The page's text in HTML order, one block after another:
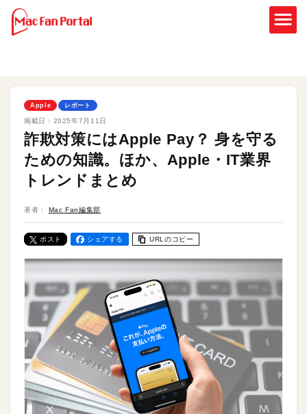
Apple レポート
掲載日： 2025年7月11日
詐欺対策にはApple Pay？ 身を守る
ための知識。ほか、Apple・IT業界
トレンドまとめ
著者： Mac Fan編集部
ポスト シェアする URLのコピー